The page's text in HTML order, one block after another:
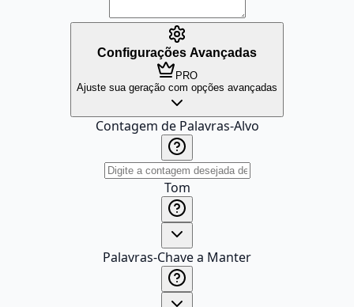
Configurações Avançadas
PRO
Ajuste sua geração com opções avançadas
Contagem de Palavras-Alvo
Tom
Palavras-Chave a Manter